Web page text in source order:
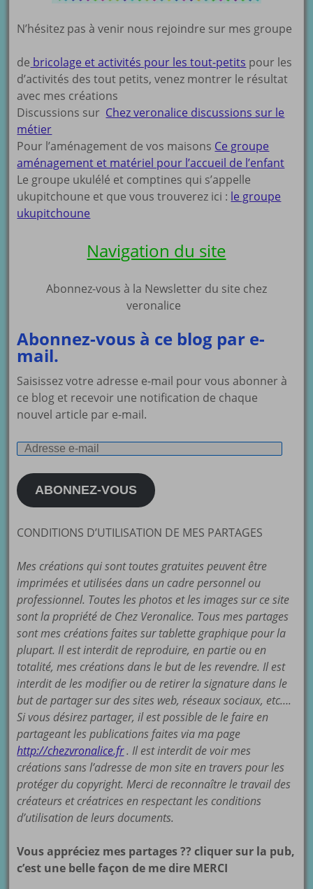
N’hésitez pas à venir nous rejoindre sur mes groupe
de bricolage et activités pour les tout-petits pour les
d’activités des tout petits, venez montrer le résultat
avec mes créations
Discussions sur Chez veronalice discussions sur le
métier
Pour l’aménagement de vos maisons Ce groupe
aménagement et matériel pour l’accueil de l’enfant
Le groupe ukulélé et comptines qui s’appelle
ukupitchoune et que vous trouverez ici : le groupe
ukupitchoune
Navigation du site
Abonnez-vous à la Newsletter du site chez
veronalice
Abonnez-vous à ce blog par e-
mail.
Saisissez votre adresse e-mail pour vous abonner à
ce blog et recevoir une notification de chaque
nouvel article par e-mail.
Adresse
mail
ABONNEZ-VOUS
CONDITIONS D’UTILISATION DE MES PARTAGES
Mes créations qui sont toutes gratuites peuvent être
imprimées et utilisées dans un cadre personnel ou
professionnel. Toutes les photos et les images sur ce site
sont la propriété de Chez Veronalice. Tous mes partages
sont mes créations faites sur tablette graphique pour la
plupart. Il est interdit de reproduire, en partie ou en
totalité, mes créations dans le but de les revendre. Il est
interdit de les modifier ou de retirer la signature dans le
but de partager sur des sites web, réseaux sociaux, etc….
Si vous désirez partager, il est possible de le faire en
partageant les publications faites via ma page
http://chezvronalice.fr. Il est interdit de voir mes
créations sans l’adresse de mon site en travers pour les
protéger du copyright. Merci de reconnaître le travail des
créateurs et créatrices en respectant les conditions
d’utilisation de leurs documents.
Vous appréciez mes partages ?? cliquer sur la pub,
c’est une belle façon de me dire MERCI